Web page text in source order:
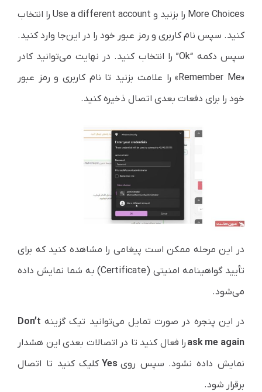
More Choices را بزنید و Use a different account را انتخاب
کنید. سپس نام کاربری و رمز عبور خود را در این‌جا وارد کنید.
سپس دکمه “Ok” را انتخاب کنید. در نهایت می‌توانید کادر
«Remember Me» را علامت بزنید تا نام کاربری و رمز عبور
خود را برای دفعات بعدی اتصال ذخیره کنید.
در این مرحله ممکن است پیغامی را مشاهده کنید که برای
تأیید گواهینامه امنیتی (Certificate) به شما نمایش داده
می‌شود.
در این پنجره در صورت تمایل می‌توانید تیک گزینه Don’t
ask me again را فعال کنید تا در اتصالات بعدی این هشدار
نمایش داده نشود. سپس روی Yesکلیک کنید تا اتصال
برقرار شود.